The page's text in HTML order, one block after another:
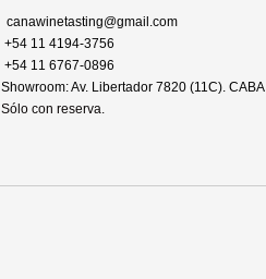
canawinetasting@gmail.com
+54 11 4194-3756
+54 11 6767-0896
Showroom: Av. Libertador 7820 (11C). CABA
Sólo con reserva.